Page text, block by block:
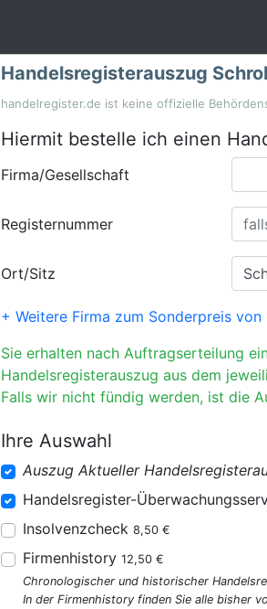
Handelsregisterauszug
handelregister.de ist keine offizielle
Hiermit bestelle ich einen
Firma/Gesellschaft
Registernummer
Ort/Sitz
+ Weitere Firma zum Sonderpreis
Sie erhalten nach Auftragserteilung
Handelsregisterauszug aus dem
Falls wir nicht fündig werden, ist die
Ihre Auswahl
Auszug Aktueller
Handelsregister-
Insolvenzcheck 8,50 €
Firmenhistory 12,50 €
Chronologischer und historischer
In der Firmenhistory finden Sie alle bisher